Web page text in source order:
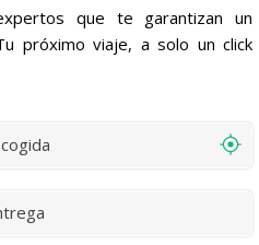
que te garantizan un
próximo viaje, a solo un click